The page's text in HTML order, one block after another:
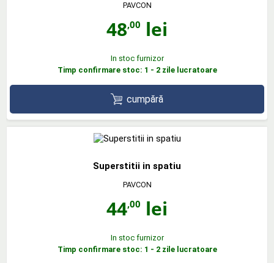
PAVCON
48,00 lei
In stoc furnizor
Timp confirmare stoc: 1 - 2 zile lucratoare
cumpără
Superstitii in spatiu
PAVCON
44,00 lei
In stoc furnizor
Timp confirmare stoc: 1 - 2 zile lucratoare